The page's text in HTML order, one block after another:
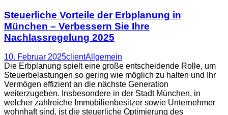
Steuerliche Vorteile der Erbplanung in
München – Verbessern Sie Ihre
Nachlassregelung 2025
10. Februar 2025clientAllgemein
Die Erbplanung spielt eine große entscheidende Rolle, um
Steuerbelastungen so gering wie möglich zu halten und Ihr
Vermögen effizient an die nächste Generation
weiterzugeben. Insbesondere in der Stadt München, in
welcher zahlreiche Immobilienbesitzer sowie Unternehmer
wohnhaft sind, ist die steuerliche Optimierung des